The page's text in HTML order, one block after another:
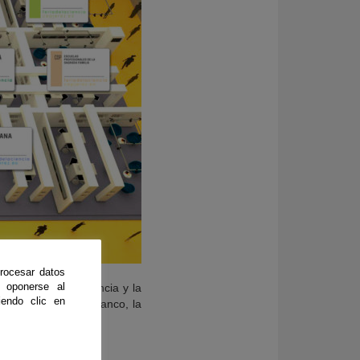
para la Ciencia y la
Unicaja Banco, la
datos
al
clic en